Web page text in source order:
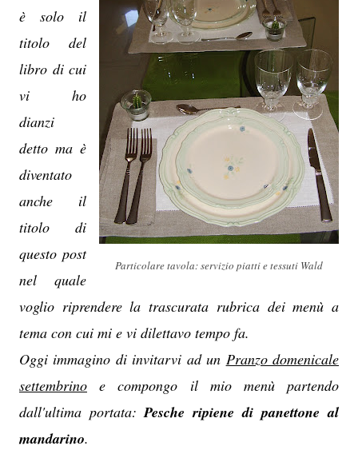
Particolare tavola: servizio piatti e tessuti Wald
è solo il
titolo del
libro di cui
vi ho
dianzi
detto ma è
diventato
anche il
titolo di
questo post
nel quale
voglio riprendere la trascurata rubrica dei menù a
tema con cui mi e vi dilettavo tempo fa.
Oggi immagino di invitarvi ad un Pranzo domenicale
settembrino e compongo il mio menù partendo
dall'ultima portata:Pesche ripiene di panettone al
mandarino.